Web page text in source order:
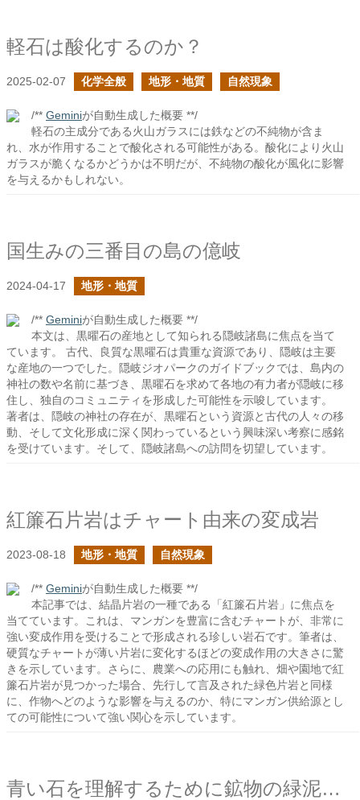
軽石は酸化するのか？
2025-02-07 化学全般 地形・地質 自然現象
/** Geminiが自動生成した概要 **/
軽石の主成分である火山ガラスには鉄などの不純物が含ま
れ、水が作用することで酸化される可能性がある。酸化により火山
ガラスが脆くなるかどうかは不明だが、不純物の酸化が風化に影響
を与えるかもしれない。
国生みの三番目の島の億岐
2024-04-17 地形・地質
/** Geminiが自動生成した概要 **/
本文は、黒曜石の産地として知られる隠岐諸島に焦点を当て
ています。 古代、良質な黒曜石は貴重な資源であり、隠岐は主要
な産地の一つでした。隠岐ジオパークのガイドブックでは、島内の
神社の数や名前に基づき、黒曜石を求めて各地の有力者が隠岐に移
住し、独自のコミュニティを形成した可能性を示唆しています。
著者は、隠岐の神社の存在が、黒曜石という資源と古代の人々の移
動、そして文化形成に深く関わっているという興味深い考察に感銘
を受けています。そして、隠岐諸島への訪問を切望しています。
紅簾石片岩はチャート由来の変成岩
2023-08-18 地形・地質 自然現象
/** Geminiが自動生成した概要 **/
本記事では、結晶片岩の一種である「紅簾石片岩」に焦点を
当てています。これは、マンガンを豊富に含むチャートが、非常に
強い変成作用を受けることで形成される珍しい岩石です。筆者は、
硬質なチャートが薄い片岩に変化するほどの変成作用の大きさに驚
きを示しています。さらに、農業への応用にも触れ、畑や園地で紅
簾石片岩が見つかった場合、先行して言及された緑色片岩と同様
に、作物へどのような影響を与えるのか、特にマンガン供給源とし
ての可能性について強い関心を示しています。
青い石を理解するために鉱物の緑泥石化作用を見る